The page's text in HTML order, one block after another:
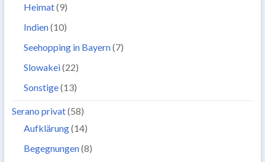
Heimat(9)
Indien(10)
Seehopping in Bayern(7)
Slowakei(22)
Sonstige(13)
Serano privat(58)
Aufklärung(14)
Begegnungen(8)